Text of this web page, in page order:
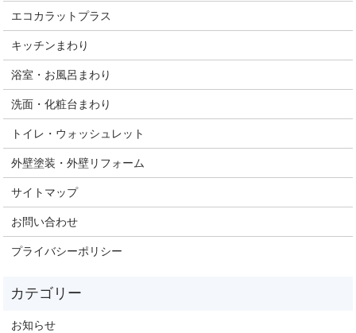
エコカラットプラス
キッチンまわり
浴室・お風呂まわり
洗面・化粧台まわり
トイレ・ウォッシュレット
外壁塗装・外壁リフォーム
サイトマップ
お問い合わせ
プライバシーポリシー
お知らせ